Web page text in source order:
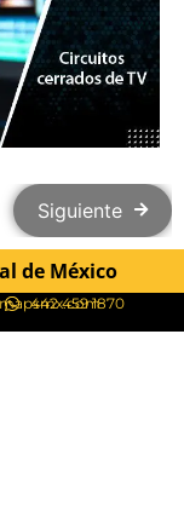
Siguiente
de México
442 459 1870